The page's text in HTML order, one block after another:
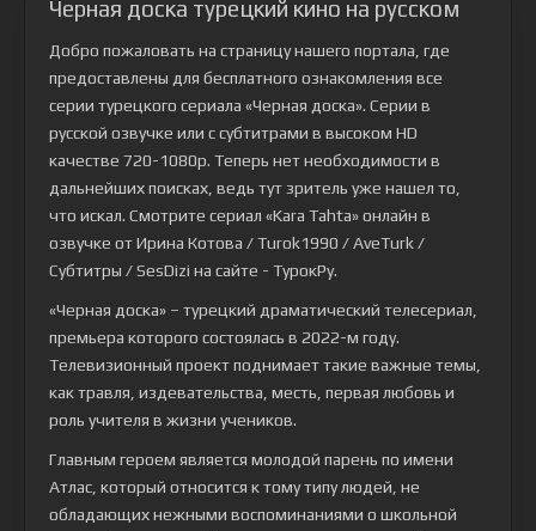
Черная доска турецкий кино на русском
Добро пожаловать на страницу нашего портала, где
предоставлены для бесплатного ознакомления все
серии турецкого сериала «Черная доска». Серии в
русской озвучке или с субтитрами в высоком HD
качестве 720-1080p. Теперь нет необходимости в
дальнейших поисках, ведь тут зритель уже нашел то,
что искал. Смотрите сериал «Kara Tahta» онлайн в
озвучке от Ирина Котова / Turok1990 / AveTurk /
Субтитры / SesDizi на сайте - ТурокРу.
«Черная доска» – турецкий драматический телесериал,
премьера которого состоялась в 2022-м году.
Телевизионный проект поднимает такие важные темы,
как травля, издевательства, месть, первая любовь и
роль учителя в жизни учеников.
Главным героем является молодой парень по имени
Атлас, который относится к тому типу людей, не
обладающих нежными воспоминаниями о школьной